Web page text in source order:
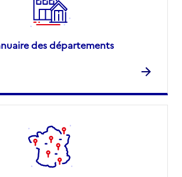
des départements